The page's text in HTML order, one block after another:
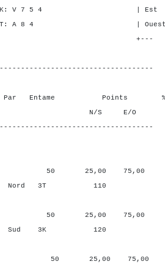
4 | Est - 1
| Ouest - 1
Entame Points %
N/S E/O N/
25,00 75,00
3T 110
25,00 75,00
Sud 3K 120
50 25,00 75,00